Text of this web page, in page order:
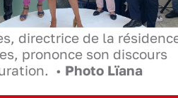
directrice de la
prononce son discours
• Photo Lïana